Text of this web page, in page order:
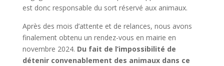
est donc responsable du sort réservé aux animaux.
Après des mois d’attente et de relances, nous avons
finalement obtenu un rendez-vous en mairie en
novembre 2024. Du fait de l’impossibilité de
détenir convenablement des animaux dans ce